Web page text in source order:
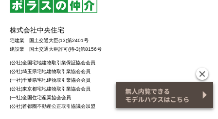
株式会社中央住宅
宅建業 国土交通大臣(13)第2401号
建設業 国土交通大臣許可(特-3)第8156号
(公社)全国宅地建物取引業保証協会会員
(公社)埼玉県宅地建物取引業協会会員
(一社)千葉県宅地建物取引業協会会員
(公社)東京都宅地建物取引業協会会員
(一社)全国住宅産業協会会員
(公社)首都圏不動産公正取引協議会加盟